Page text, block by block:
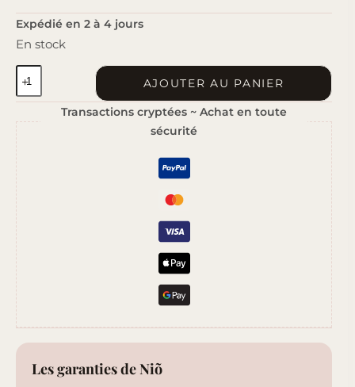
Expédié en 2 à 4 jours
En stock
quantité
de
Sauvage
AJOUTER AU PANIER
Transactions cryptées ~ Achat en toute
sécurité
Les garanties de Niõ